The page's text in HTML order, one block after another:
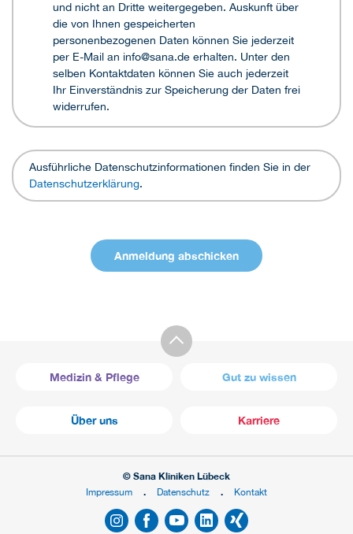
und nicht an Dritte weitergegeben. Auskunft über
die von Ihnen gespeicherten
personenbezogenen Daten können Sie jederzeit
per E-Mail an info@sana.de erhalten. Unter den
selben Kontaktdaten können Sie auch jederzeit
Ihr Einverständnis zur Speicherung der Daten frei
widerrufen.
Ausführliche Datenschutzinformationen finden Sie in der
Datenschutzerklärung.
Medizin & Pflege Gut zu wissen
Über uns Karriere
© Sana Kliniken Lübeck
Impressum
Datenschutz Kontakt